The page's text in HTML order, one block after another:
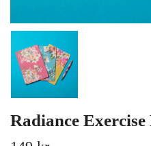
Radiance Exercise